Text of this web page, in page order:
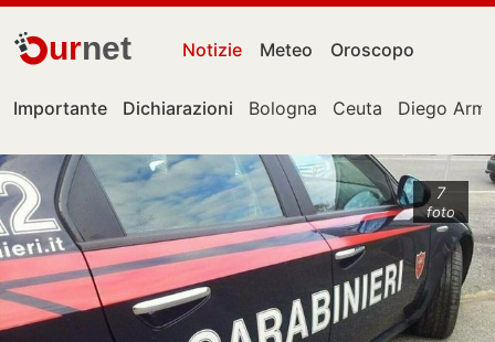
urnet Notizie Meteo Oroscopo
Importante Dichiarazioni Bologna Ceuta Diego
7
foto